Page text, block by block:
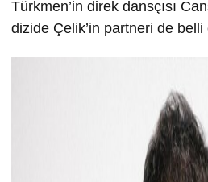
Türkmen’in direk dansçısı
dizide Çelik’in partneri de belli